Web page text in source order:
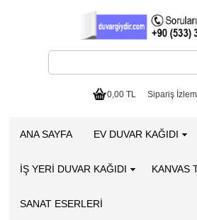
0,00 TL Sipariş
ANA SAYFA EV DUVAR KAĞIDI
İŞ YERİ DUVAR KAĞIDI KANVAS
SANAT ESERLERI